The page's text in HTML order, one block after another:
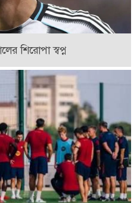
শিরোপা স্বপ্ন